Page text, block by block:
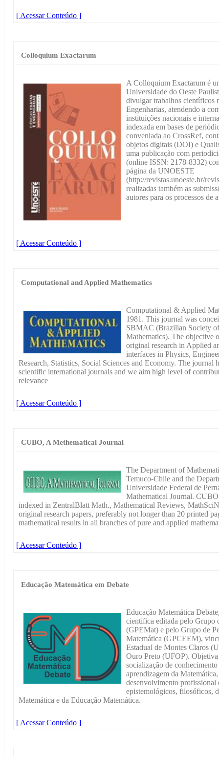
[ Acessar Conteúdo ]
Colloquium Exactarum
A Colloquium Exactarum é
Universidade do Oeste
divulgar trabalhos científicos
Engenharias, atendendo a
instituições nacionais e
indexada em bases de
conveniada ao CrossRef,
objetos digitais (DOI) e
uma publicação com
(online ISSN: 2178-8332)
página da UNOESTE
(http://revistas.unoeste.br/
realizadas também as
autores para os processos de
[ Acessar Conteúdo ]
Computational and Applied Mathematics
Computational & Applied
1981. This journal was
SBMAC (Brazilian Society
Mathematics). The objective
original research in Applied
interfaces in Physics,
Research, Statistics, Social Sciences and Economy. The journal
scientific international journals and we aim high level of
relevance
[ Acessar Conteúdo ]
CUBO, A Methematical Journal
The Department of
Temuco-Chile and the
Universidade Federal de
Mathematical Journal. CUBO
indexed in ZentralBlatt Math., Mathematical Reviews,
original research papers, preferably not longer than 20 printed
mathematical results in all branches of pure and applied
[ Acessar Conteúdo ]
Educação Matemática em Debate
Educação Matemática
científica editada pelo Grupo
(GPEMat) e pelo Grupo de
Matemática (GPCEEM),
Estadual de Montes Claros
Ouro Preto (UFOP).
socialização de
aprendizagem da
desenvolvimento profissional
epistemológicos, filosóficos,
Matemática e da Educação Matemática.
[ Acessar Conteúdo ]